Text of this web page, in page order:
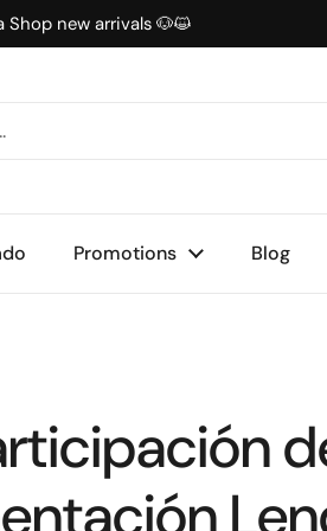
Shop new arrivals 🐶😺
Promotions Blog